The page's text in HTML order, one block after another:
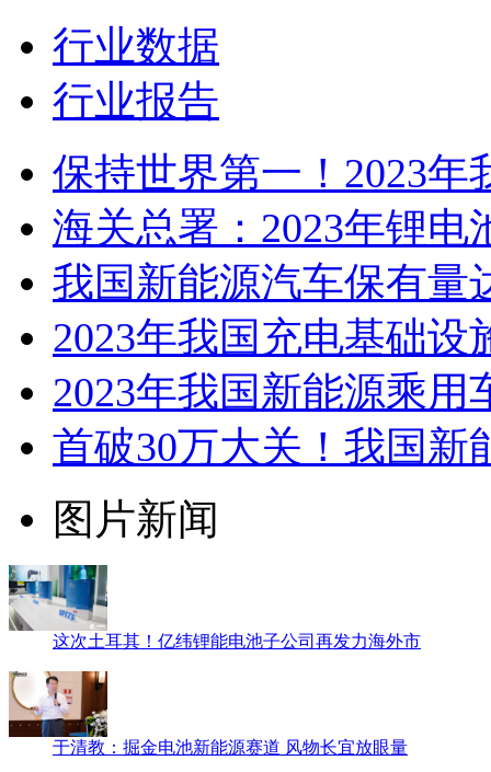
行业数据
行业报告
保持世界第一！2023
海关总署：2023年锂电
我国新能源汽车保有量
2023年我国充电基础设
2023年我国新能源乘用
首破30万大关！我国新
图片新闻
这次土耳其！亿纬锂能电池子公司再发力海外市
于清教：掘金电池新能源赛道 风物长宜放眼量